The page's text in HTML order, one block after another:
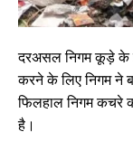
दरअसल निगम कूड़े के
करने के लिए निगम ने
फिलहाल निगम कचरे
है।